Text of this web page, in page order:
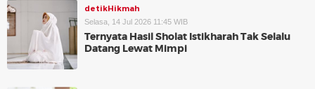
detikHikmah
Selasa, 14 Jul 2026 11:45 WIB
Ternyata Hasil Sholat Istikharah Tak Selalu
Datang Lewat Mimpi